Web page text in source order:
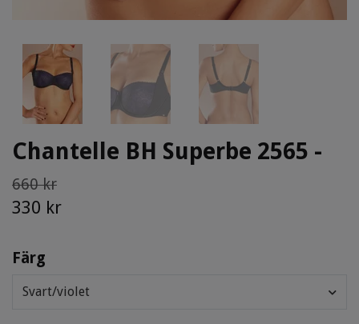
Chantelle BH Superbe 2565 -
660 kr
330 kr
Färg
Svart/violet